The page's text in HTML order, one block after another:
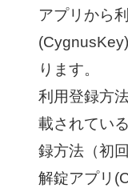
アプリから
ります。
利用登録方
載されてい
録方法（初
解錠アプリ